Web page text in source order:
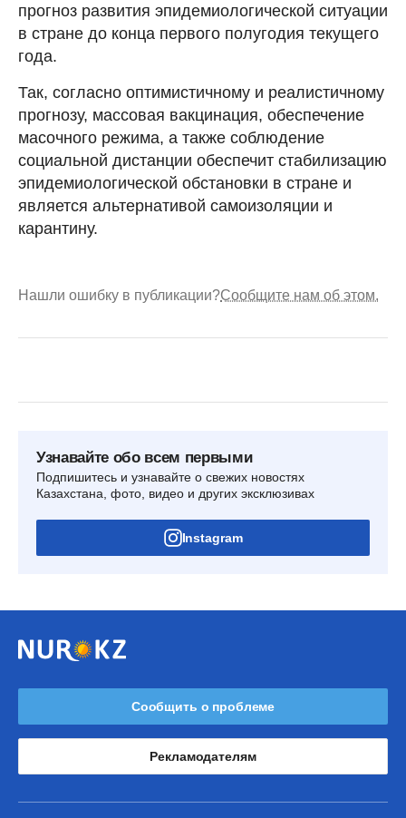
прогноз развития эпидемиологической ситуации
в стране до конца первого полугодия текущего
года.
Так, согласно оптимистичному и реалистичному
прогнозу, массовая вакцинация, обеспечение
масочного режима, а также соблюдение
социальной дистанции обеспечит стабилизацию
эпидемиологической обстановки в стране и
является альтернативой самоизоляции и
карантину.
Нашли ошибку в публикации?Сообщите нам об этом.
Узнавайте обо всем первыми
Подпишитесь и узнавайте о свежих новостях
Казахстана, фото, видео и других эксклюзивах
Instagram
Сообщить о проблеме
Рекламодателям